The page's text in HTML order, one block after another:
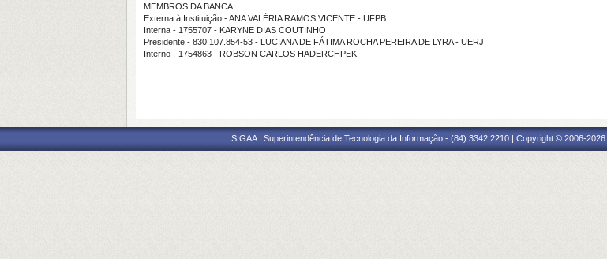
MEMBROS DA BANCA:
Externa à Instituição - ANA VALÉRIA RAMOS VICENTE - UFPB
Interna - 1755707 - KARYNE DIAS COUTINHO
Presidente - 830.107.854-53 - LUCIANA DE FÁTIMA ROCHA PEREIRA DE LYRA - UERJ
Interno - 1754863 - ROBSON CARLOS HADERCHPEK
SIGAA | Superintendência de Tecnologia da Informação - (84) 3342 2210 | Copyright © 2006-